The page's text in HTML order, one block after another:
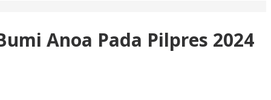
Anoa Pada Pilpres 2024